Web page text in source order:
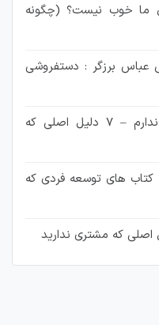
ما خوب نیست؟ (چگونه
عباس برزگر : دستفروشی
چرا فروش ندارم – 7 دلیل اصلی که
های توسعه فردی که